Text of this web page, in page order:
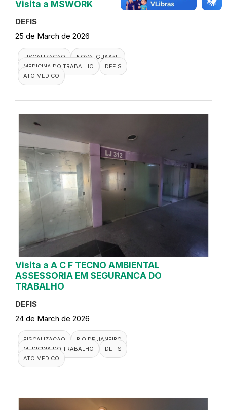
Visita a MSWORK
DEFIS
25 de March de 2026
FISCALIZACAO
NOVA IGUAÃ§U
MEDICINA DO TRABALHO
DEFIS
ATO MEDICO
Visita a A C F TECNO AMBIENTAL
ASSESSORIA EM SEGURANCA DO
TRABALHO
DEFIS
24 de March de 2026
FISCALIZACAO
RIO DE JANEIRO
MEDICINA DO TRABALHO
DEFIS
ATO MEDICO